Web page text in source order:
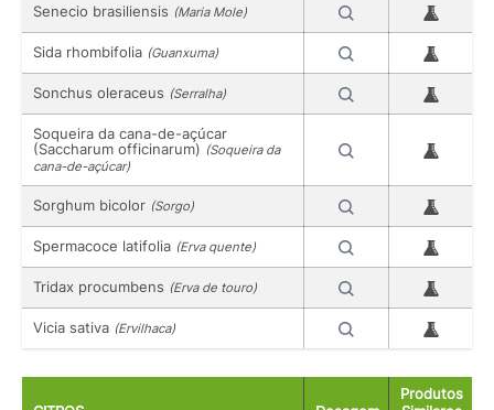
Senecio brasiliensis (Maria Mole)
Sida rhombifolia (Guanxuma)
Sonchus oleraceus (Serralha)
Soqueira da cana-de-açúcar
(Saccharum officinarum) (Soqueira da
cana-de-açúcar)
Sorghum bicolor (Sorgo)
Spermacoce latifolia (Erva quente)
Tridax procumbens (Erva de touro)
Vicia sativa (Ervilhaca)
Produtos